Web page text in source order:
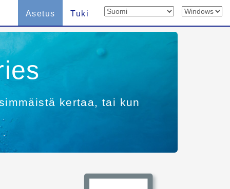
Asetus Tuki
kertaa, tai kun